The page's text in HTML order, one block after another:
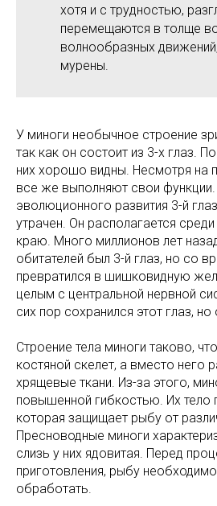
хотя и с трудностью,
перемещаются в толще
волнообразных
мурены.
У миноги необычное строение
так как он состоит из 3-х глаз.
них хорошо видны. Несмотря на
все же выполняют свои
эволюционного развития 3-й
утрачен. Он располагается
краю. Много миллионов лет
обитателей был 3-й глаз, но со
превратился в шишковидную
целым с центральной нервной
сих пор сохранился этот глаз,
Строение тела миноги таково,
костяной скелет, а вместо него
хрящевые ткани. Из-за этого,
повышенной гибкостью. Их тело
которая защищает рыбу от
Пресноводные миноги
слизь у них ядовитая. Перед
приготовления, рыбу
обработать.